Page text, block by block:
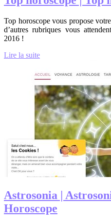
Top horoscope vous propose
d’autres rubriques vous
2016 !
Lire la suite
Astrosonia |
Horoscope